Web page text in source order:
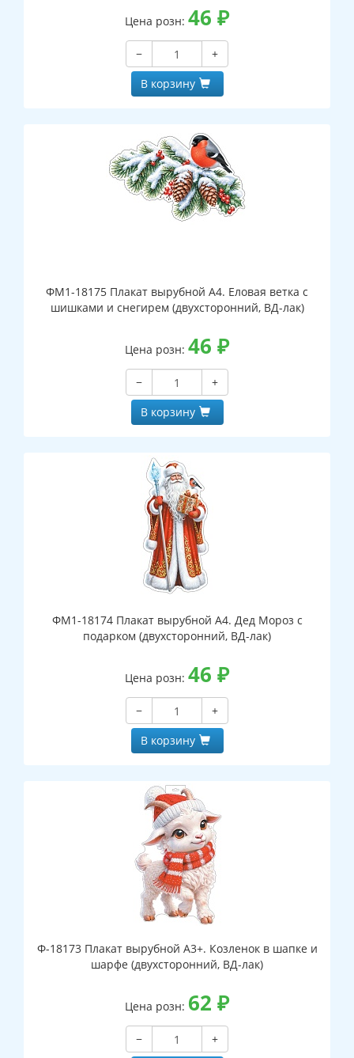
Цена розн: 46 ₽
−
+
В корзину
ФМ1-18175 Плакат вырубной А4. Еловая ветка с
шишками и снегирем (двухсторонний, ВД-лак)
Цена розн: 46 ₽
−
+
В корзину
ФМ1-18174 Плакат вырубной А4. Дед Мороз с
подарком (двухсторонний, ВД-лак)
Цена розн: 46 ₽
−
+
В корзину
Ф-18173 Плакат вырубной А3+. Козленок в шапке и
шарфе (двухсторонний, ВД-лак)
Цена розн: 62 ₽
−
+